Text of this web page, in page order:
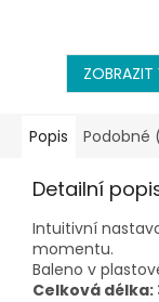
požadovaného
utahovacího...
Popis Podobné
Detailní
Intuitivní
momentu.
Baleno v
Celková délka: